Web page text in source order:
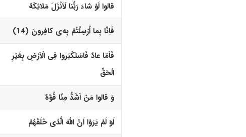
قالوا لَوْ شاءَ رَبُّنا لَاَنْزَلَ مَلائِکَهً
فَاِنّا بِما اُرْسِلْتُمْ بِه‌ى کافِرونَ (14)‏
فَاَمّا عادٌ فَاسْتَکْبَروا فِى الْاَرْضِ بِغَیْرِ
الْحَقِّ
وَ قالوا مَنْ اَشَدُّ مِنّا قُوَّهً
اَوَ لَمْ یَرَوْا اَنَّ اللّهَ الَّذى خَلَقَهُمْ